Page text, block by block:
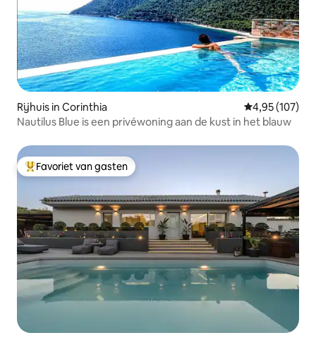
Rijhuis in Corinthia Gemiddelde
4,95 (107)
Nautilus Blue is een privéwoning aan de kust in het blauw
Topfavoriet van gasten
Favoriet van gasten